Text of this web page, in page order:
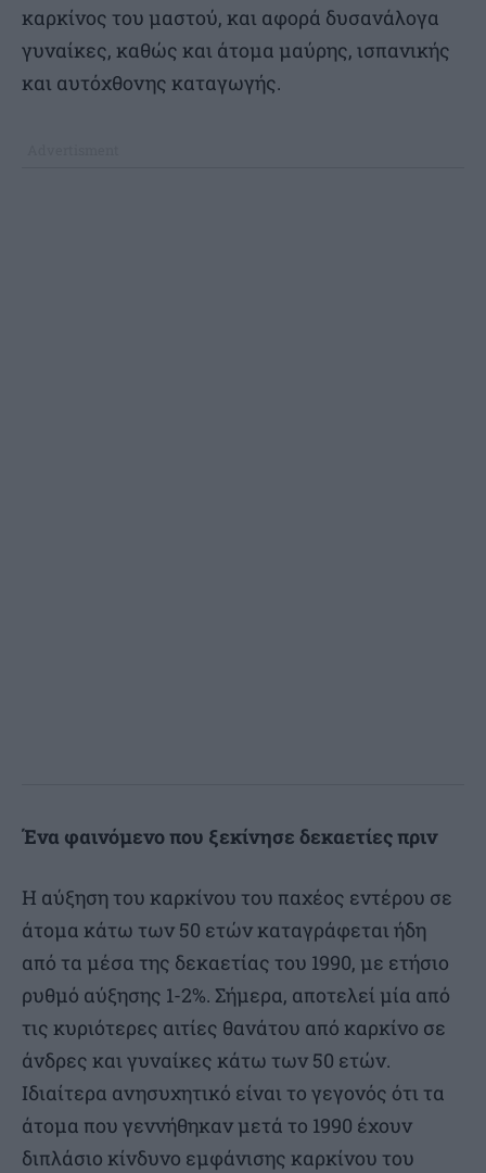
καρκίνος του μαστού, και αφορά δυσανάλογα
γυναίκες, καθώς και άτομα μαύρης, ισπανικής
και αυτόχθονης καταγωγής.
Ένα φαινόμενο που ξεκίνησε δεκαετίες πριν
Η αύξηση του καρκίνου του παχέος εντέρου σε
άτομα κάτω των 50 ετών καταγράφεται ήδη
από τα μέσα της δεκαετίας του 1990, με ετήσιο
ρυθμό αύξησης 1-2%. Σήμερα, αποτελεί μία από
τις κυριότερες αιτίες θανάτου από καρκίνο σε
άνδρες και γυναίκες κάτω των 50 ετών.
Ιδιαίτερα ανησυχητικό είναι το γεγονός ότι τα
άτομα που γεννήθηκαν μετά το 1990 έχουν
διπλάσιο κίνδυνο εμφάνισης καρκίνου του